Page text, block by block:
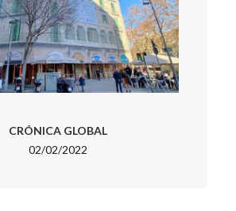
CRÓNICA GLOBAL
02/02/2022